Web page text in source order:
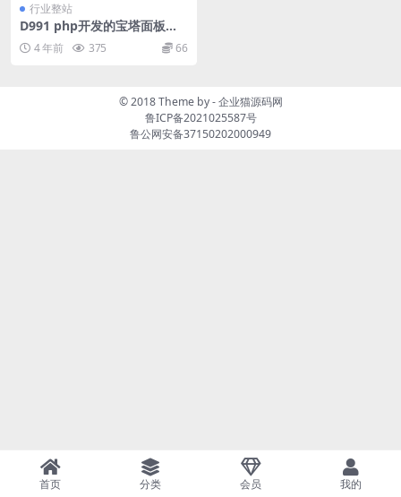
行业整站
D991 php开发的宝塔面板第
三方云端站点程序
4 年前 375 66
© 2018 Theme by -企业猫源码网
鲁ICP备2021025587号
鲁公网安备37150202000949
首页 分类 会员 我的